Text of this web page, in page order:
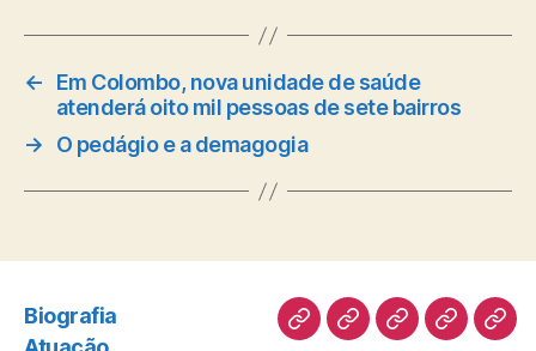
←
Em Colombo, nova unidade de saúde
atenderá oito mil pessoas de sete bairros
→
O pedágio e a demagogia
Biografia
BiografiaAtuaçãoArtigosNorte